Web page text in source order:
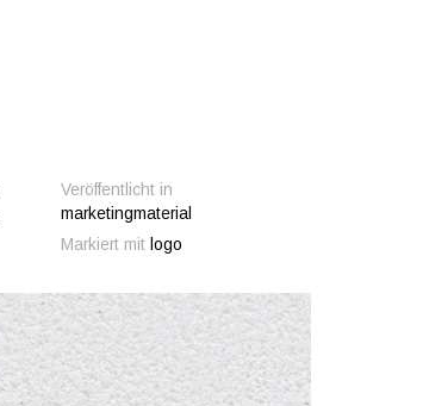
Veröffentlicht in
marketingmaterial
Markiert mit logo